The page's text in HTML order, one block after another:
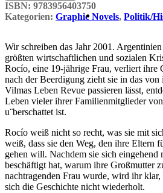
ISBN: 9783956403750
Kategorien: Graphic Novels, Politik/
Wir schreiben das Jahr 2001.
größten wirtschaftlichen und sozialen
Rocío, eine 19-jährige Frau, verliert ihre
nach der Beerdigung zieht sie in das
Vilmas Leben Revue passieren lässt,
Leben vieler ihrer Familienmitglieder
u¨berschattet ist.
Rocío weiß nicht so recht, was sie mit
weiß, dass sie den Weg, den ihre Eltern
gehen will. Nachdem sie sich eingehend
beschäftigt hat, warum ihre Großmutter
nachtragenden Frau wurde, wird ihr klar,
sich die Geschichte nicht wiederholt.